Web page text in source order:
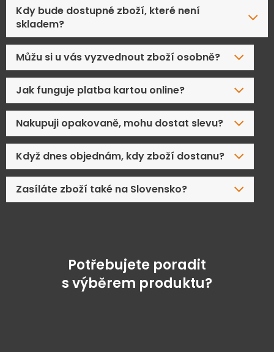
Kdy bude dostupné zboží, které není
skladem?
Můžu si u vás vyzvednout zboží osobně?
Jak funguje platba kartou online?
Nakupuji opakovaně, mohu dostat slevu?
Když dnes objednám, kdy zboží dostanu?
Zasíláte zboží také na Slovensko?
Potřebujete poradit
s výběrem produktu?